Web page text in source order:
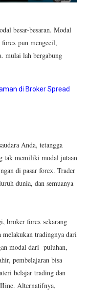
besar-besaran. Modal
pun mengecil,
mulai lah bergabung
di Broker Spread
Anda, tetangga
tak memiliki modal jutaan
di pasar forex. Trader
dunia, dan semuanya
broker forex sekarang
melakukan tradingnya dari
modal dari puluhan,
pembelajaran bisa
belajar trading dan
Alternatifnya,